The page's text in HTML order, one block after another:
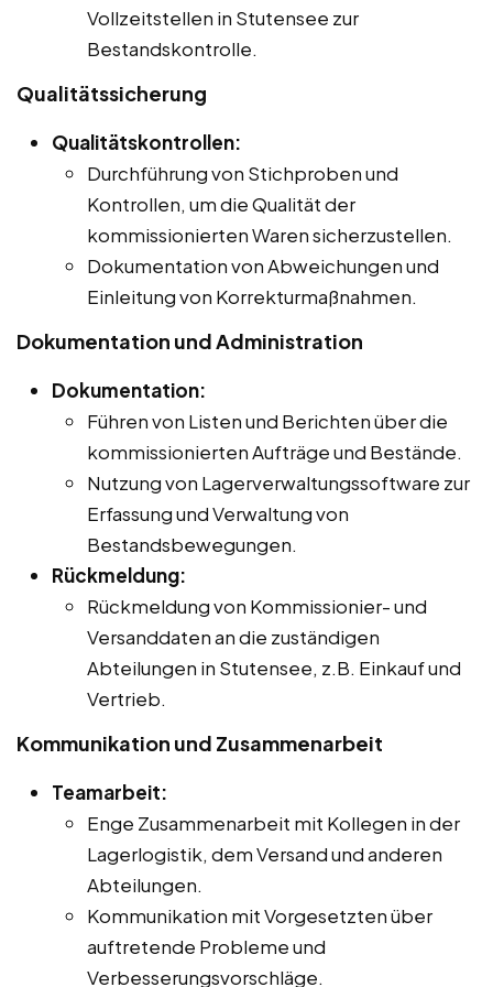
Vollzeitstellen in Stutensee zur
Bestandskontrolle.
Qualitätssicherung
Qualitätskontrollen:
Durchführung von Stichproben und
Kontrollen, um die Qualität der
kommissionierten Waren sicherzustellen.
Dokumentation von Abweichungen und
Einleitung von Korrekturmaßnahmen.
Dokumentation und Administration
Dokumentation:
Führen von Listen und Berichten über die
kommissionierten Aufträge und Bestände.
Nutzung von Lagerverwaltungssoftware zur
Erfassung und Verwaltung von
Bestandsbewegungen.
Rückmeldung:
Rückmeldung von Kommissionier- und
Versanddaten an die zuständigen
Abteilungen in Stutensee, z.B. Einkauf und
Vertrieb.
Kommunikation und Zusammenarbeit
Teamarbeit:
Enge Zusammenarbeit mit Kollegen in der
Lagerlogistik, dem Versand und anderen
Abteilungen.
Kommunikation mit Vorgesetzten über
auftretende Probleme und
Verbesserungsvorschläge.